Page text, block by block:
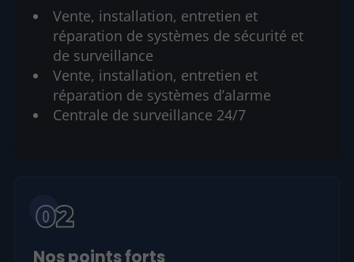
Vente, installation, entretien et
réparation de systèmes de sécurité et
de surveillance
Vente, installation, entretien et
réparation de systèmes d’alarme
Centrale de surveillance 24/7
Nos points forts